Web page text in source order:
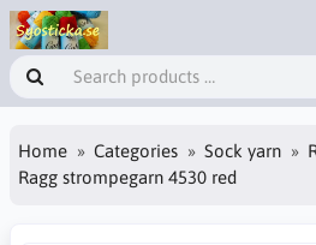
Home Categories Sock yarn
Ragg strompegarn 4530 red